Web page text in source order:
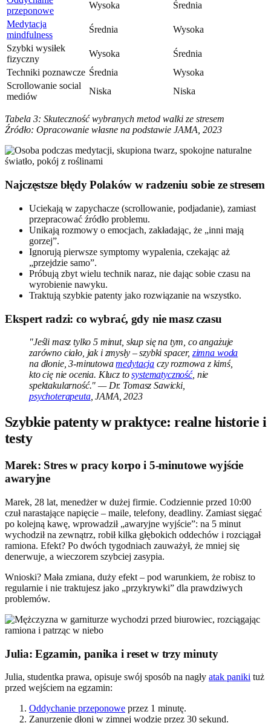
przeponowe
Wysoka
Średnia
Medytacja
mindfulness
Średnia
Wysoka
Szybki wysiłek
fizyczny
Wysoka
Średnia
Techniki poznawcze Średnia
Wysoka
Scrollowanie social
mediów
Niska Niska
Tabela 3: Skuteczność wybranych metod walki ze stresem
Źródło: Opracowanie własne na podstawie JAMA, 2023
Najczęstsze błędy Polaków w radzeniu sobie ze stresem
Uciekają w zapychacze (scrollowanie, podjadanie), zamiast
przepracować źródło problemu.
Unikają rozmowy o emocjach, zakładając, że „inni mają
gorzej”.
Ignorują pierwsze symptomy wypalenia, czekając aż
„przejdzie samo”.
Próbują zbyt wielu technik naraz, nie dając sobie czasu na
wyrobienie nawyku.
Traktują szybkie patenty jako rozwiązanie na wszystko.
Ekspert radzi: co wybrać, gdy nie masz czasu
"Jeśli masz tylko 5 minut, skup się na tym, co angażuje
zarówno ciało, jak i zmysły – szybki spacer, zimna woda
na dłonie, 3-minutowamedytacja czy rozmowa z kimś,
kto cię nie ocenia. Klucz tosystematyczność, nie
spektakularność." — Dr. Tomasz Sawicki,
psychoterapeuta, JAMA, 2023
Szybkie patenty w praktyce: realne historie i
testy
Marek: Stres w pracy korpo i 5-minutowe wyjście
awaryjne
Marek, 28 lat, menedżer w dużej firmie. Codziennie przed 10:00
czuł narastające napięcie – maile, telefony, deadliny. Zamiast sięgać
po kolejną kawę, wprowadził „awaryjne wyjście”: na 5 minut
wychodził na zewnątrz, robił kilka głębokich oddechów i rozciągał
ramiona. Efekt? Po dwóch tygodniach zauważył, że mniej się
denerwuje, a wieczorem szybciej zasypia.
Wnioski? Mała zmiana, duży efekt – pod warunkiem, że robisz to
regularnie i nie traktujesz jako „przykrywki” dla prawdziwych
problemów.
Julia: Egzamin, panika i reset w trzy minuty
Julia, studentka prawa, opisuje swój sposób na nagły atak paniki tuż
przed wejściem na egzamin:
Oddychanie przeponowe przez 1 minutę.
Zanurzenie dłoni w zimnej wodzie przez 30 sekund.